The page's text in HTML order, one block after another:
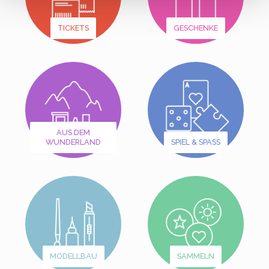
TICKETS GESCHENKE
AUS DEM
WUNDERLAND
SPIEL & SPASS
MODELLBAU SAMMELN